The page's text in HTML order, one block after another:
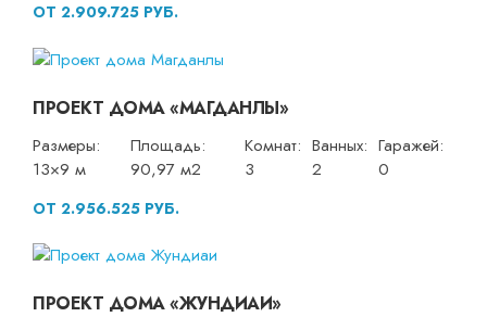
ОТ 2.909.725 РУБ.
ПРОЕКТ ДОМА «МАГДАНЛЫ»
Размеры:
13×9 м
Площадь:
90,97 м2
Комнат:
3
Ванных:
2
Гаражей:
0
ОТ 2.956.525 РУБ.
ПРОЕКТ ДОМА «ЖУНДИАИ»